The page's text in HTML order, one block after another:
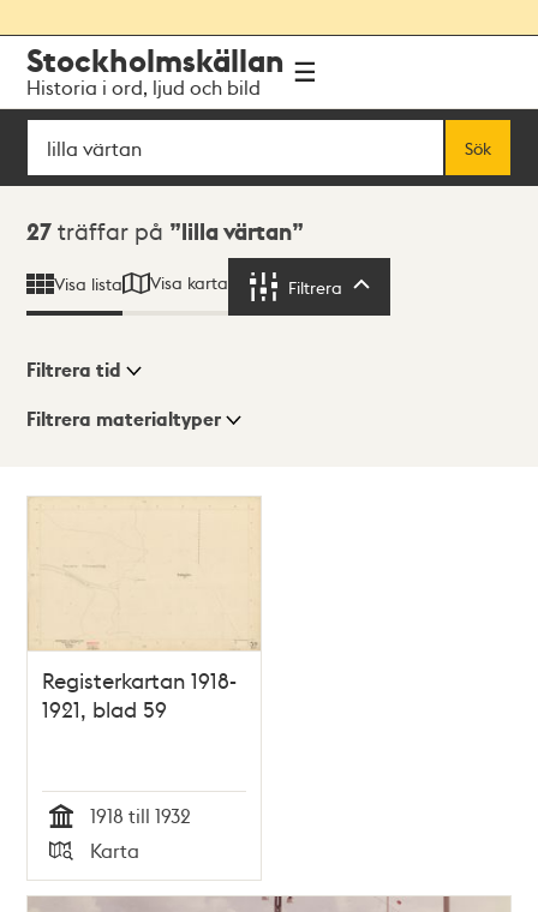
navigationen
huvudinnehållet
Stockholmskällan
Historia i ord, ljud och bild
Sök
Sök
Sökresultat
27 träffar på lilla värtan
Visa lista Visa karta Filtrera
Visningsläge
Filtrera tid
Filtrera materialtyper
träffar
Registerkartan 1918-
1921, blad 59
Tid
1918 till 1932
Typ
Karta